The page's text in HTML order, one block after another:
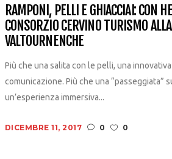
RAMPONI, PELLI E GHIACCIAI: CON
CONSORZIO CERVINO TURISMO
VALTOURNENCHE
Più che una salita con le pelli, una
comunicazione. Più che una “passeggiata”
un’esperienza immersiva...
DICEMBRE 11, 2017 0 0